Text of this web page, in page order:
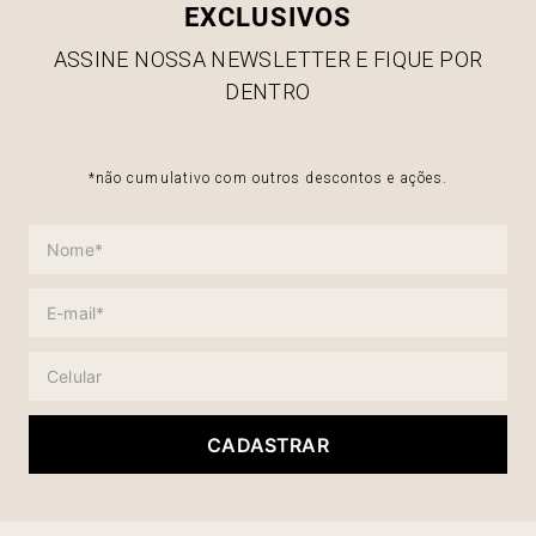
EXCLUSIVOS
ASSINE NOSSA NEWSLETTER E FIQUE POR
DENTRO
*não cumulativo com outros descontos e ações.
CADASTRAR